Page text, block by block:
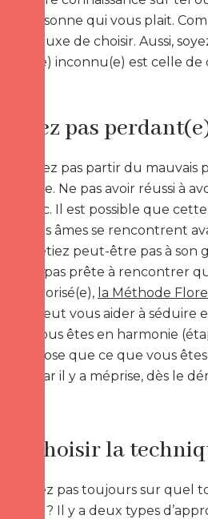
la personne qui vous plait.
le luxe de choisir. Aussi,
bel(le) inconnu(e) est celle de
partez pas
ne devez pas partir du
séduire. Ne pas avoir réussi à
échec. Il est possible que
que les âmes se rencontrent
n’étiez peut-être pas à
pas prête à rencontrer
dévalorisé(e), la Méthode
Elle peut vous aider à séduire
vous êtes en harmonie
chose que ce que vous
car il y a méprise, dès le
choisir la
ne savez pas toujours sur quel
? Il y a deux types